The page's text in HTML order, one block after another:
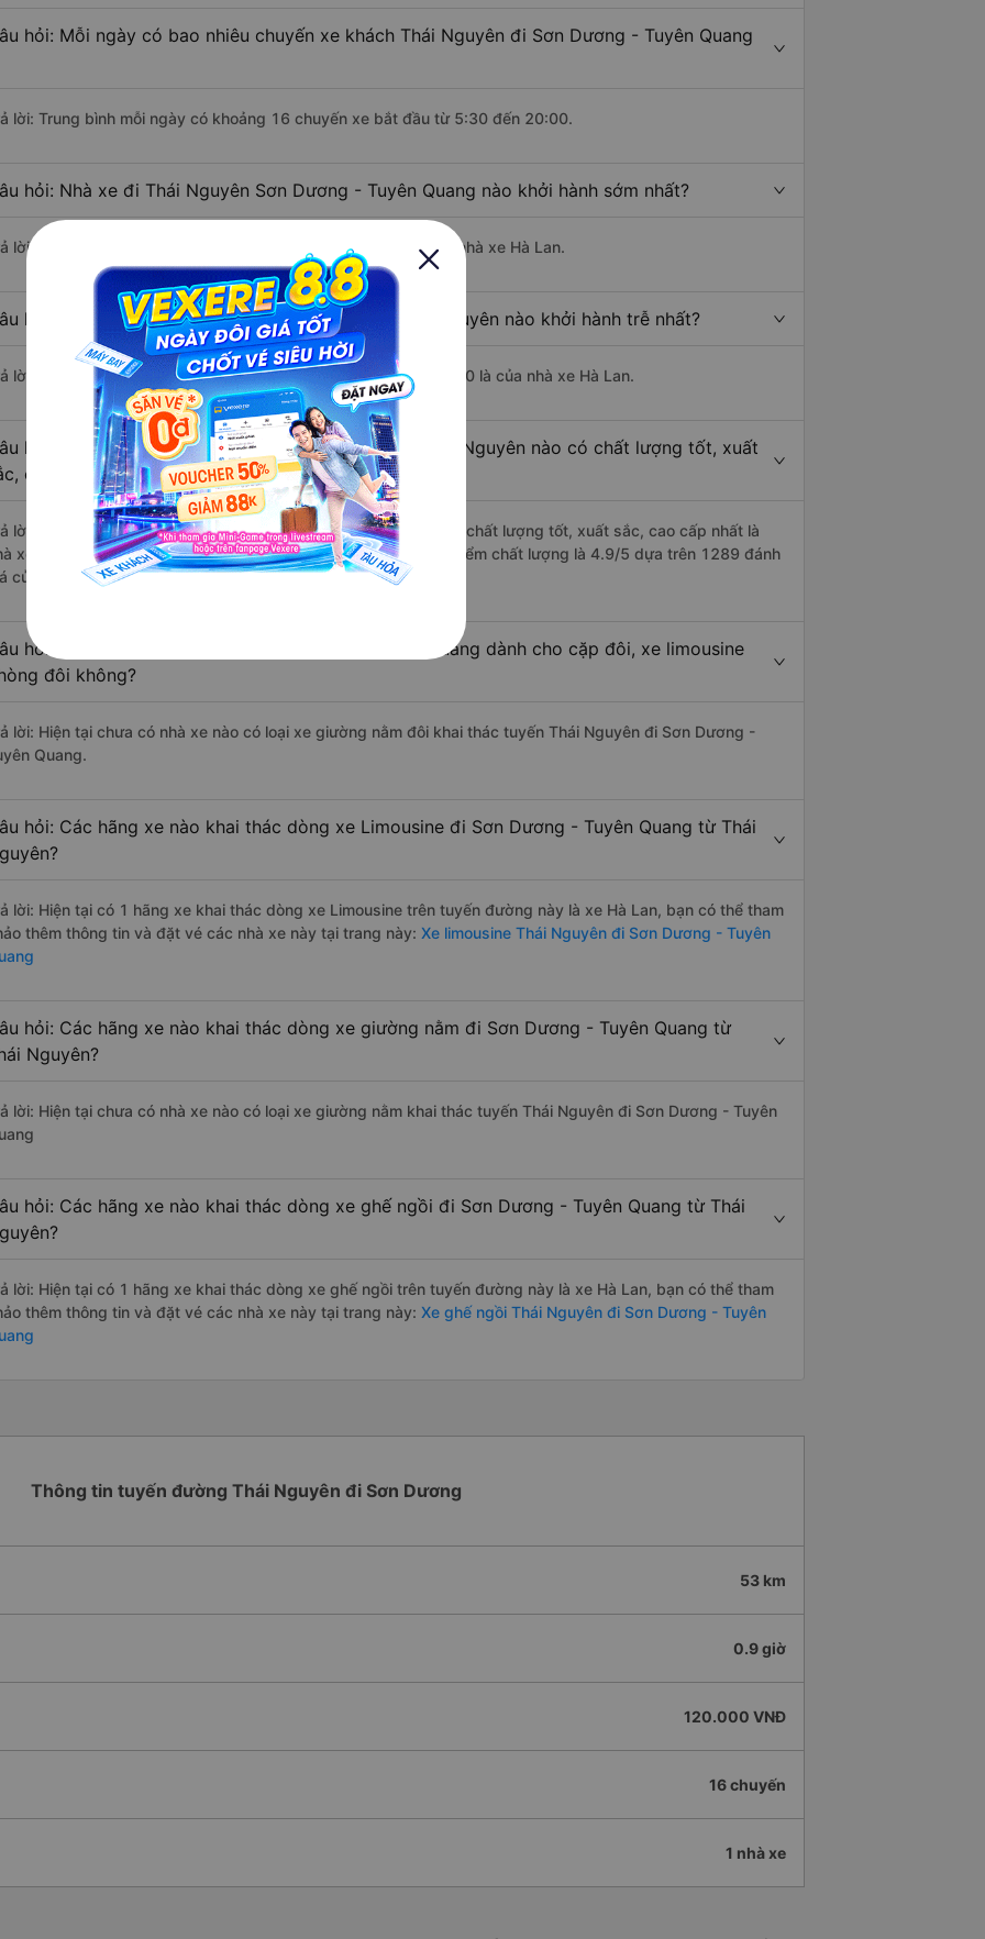
hỏi: Mỗi ngày có bao nhiêu chuyến xe khách Thái Nguyên đi Sơn Dương - Tuyên Quang
lời: Trung bình mỗi ngày có khoảng 16 chuyến xe bắt đầu từ 5:30 đến 20:00.
hỏi: Nhà xe đi Thái Nguyên Sơn Dương - Tuyên Quang nào khởi hành sớm nhất?
lời: Chuyến xe có giờ xuất phát sớm nhất vào lúc 5:30 là của nhà xe Hà Lan.
hỏi: Nhà xe đi Sơn Dương - Tuyên Quang từ Thái Nguyên nào khởi hành trễ nhất?
lời: Chuyến xe có giờ xuất phát trễ (muộn) nhất là vào lúc 20:00 là của nhà xe Hà Lan.
hỏi: Review xe đi Sơn Dương - Tuyên Quang từ Thái Nguyên nào có chất lượng tốt, xuất
cao cấp nhất?
lời: Những hãng xe đi Thái Nguyên Sơn Dương - Tuyên Quang chất lượng tốt, xuất sắc, cao cấp nhất là
xe Hà Lan đi Sơn Dương - Tuyên Quang từ Thái Nguyên với điểm chất lượng là 4.9/5 dựa trên 1289 đánh
của khách hàng).
hỏi: Có loại xe Thái Nguyên Sơn Dương - Tuyên Quang dành cho cặp đôi, xe limousine
đôi không?
lời: Hiện tại chưa có nhà xe nào có loại xe giường nằm đôi khai thác tuyến Thái Nguyên đi Sơn Dương -
Quang.
hỏi: Các hãng xe nào khai thác dòng xe Limousine đi Sơn Dương - Tuyên Quang từ Thái
lời: Hiện tại có 1 hãng xe khai thác dòng xe Limousine trên tuyến đường này là xe Hà Lan, bạn có thể tham
thêm thông tin và đặt vé các nhà xe này tại trang này: Xe limousine Thái Nguyên đi Sơn Dương - Tuyên
hỏi: Các hãng xe nào khai thác dòng xe giường nằm đi Sơn Dương - Tuyên Quang từ
Nguyên?
lời: Hiện tại chưa có nhà xe nào có loại xe giường nằm khai thác tuyến Thái Nguyên đi Sơn Dương - Tuyên
hỏi: Các hãng xe nào khai thác dòng xe ghế ngồi đi Sơn Dương - Tuyên Quang từ Thái
lời: Hiện tại có 1 hãng xe khai thác dòng xe ghế ngồi trên tuyến đường này là xe Hà Lan, bạn có thể tham
thêm thông tin và đặt vé các nhà xe này tại trang này: Xe ghế ngồi Thái Nguyên đi Sơn Dương - Tuyên
Thông tin tuyến đường Thái Nguyên đi Sơn Dương
53 km
0.9 giờ
120.000 VNĐ
16 chuyến
1 nhà xe